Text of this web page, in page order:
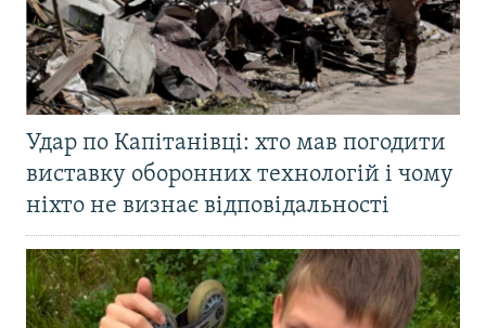
Удар по Капітанівці: хто мав погодити
виставку оборонних технологій і чому
ніхто не визнає відповідальності